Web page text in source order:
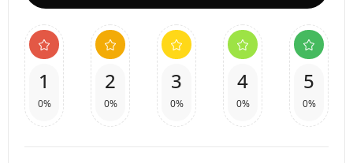
1
0%
2
0%
3
0%
4
0%
5
0%